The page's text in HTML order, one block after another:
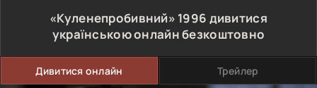
«Куленепробивний» 1996 дивитися
українською онлайн безкоштовно
Дивитися онлайн Трейлер